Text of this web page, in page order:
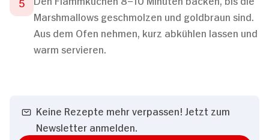
Marshmallows geschmolzen und goldbraun sind.
Aus dem Ofen nehmen, kurz abkühlen lassen und
warm servieren.
Keine Rezepte mehr verpassen! Jetzt zum
Newsletter anmelden.